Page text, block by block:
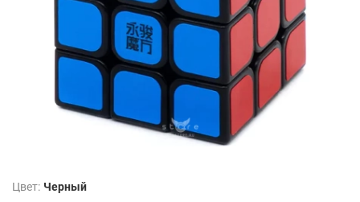
Цвет: Черный